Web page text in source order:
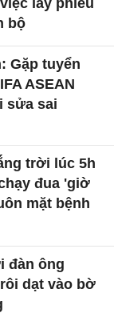
lấy phiếu
bộ
Gặp tuyển
ASEAN
sửa sai
trời lúc 5h
đua 'giờ
mặt bệnh
đàn ông
dạt vào bờ